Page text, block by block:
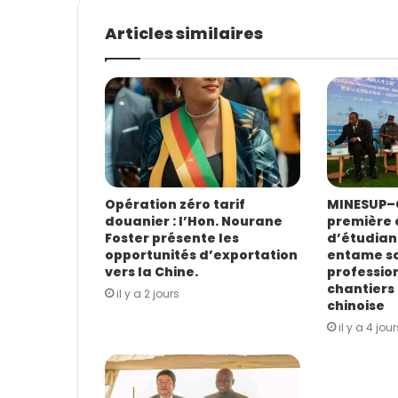
r
e
d
r
e
s
s
e
E
m
a
i
l
Articles similaires
Opération zéro tarif
douanier : l’Hon. Nourane
Foster présente les
opportunités d’exportation
vers la Chine.
il y a 2 jours
première
entame
chantiers
chinoise
il y a 4